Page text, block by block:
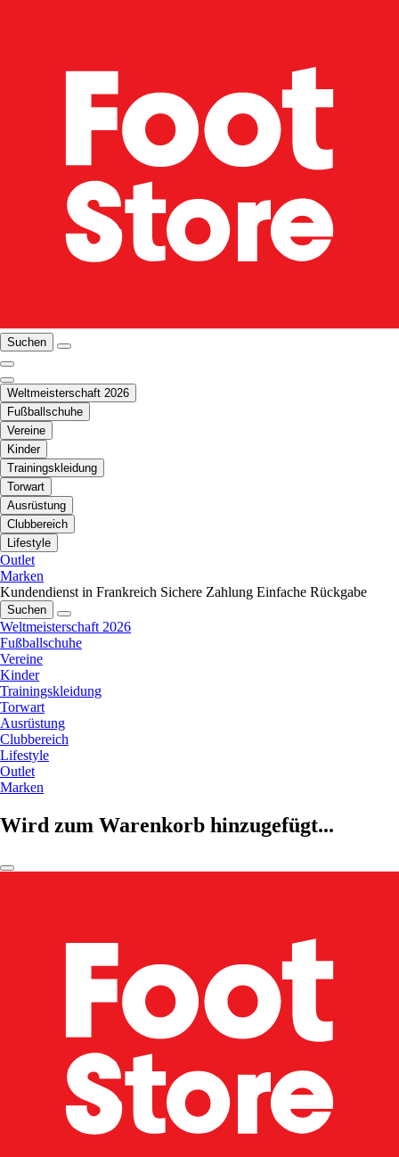
Suchen
Weltmeisterschaft 2026
Fußballschuhe
Vereine
Kinder
Trainingskleidung
Torwart
Ausrüstung
Clubbereich
Lifestyle
Outlet
Marken
Kundendienst in Frankreich Sichere Zahlung Einfache Rückgabe
Suchen
Weltmeisterschaft 2026
Fußballschuhe
Vereine
Kinder
Trainingskleidung
Torwart
Ausrüstung
Clubbereich
Lifestyle
Outlet
Marken
Wird zum Warenkorb hinzugefügt...